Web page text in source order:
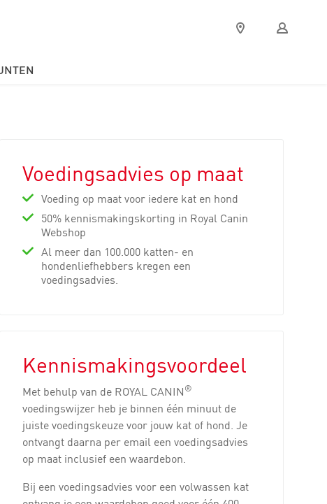
Verkooppunten
Mijn
Royal
Voedingsadvies op maat
Voeding op maat voor iedere kat en hond
50% kennismakingskorting in Royal Canin
Webshop
Al meer dan 100.000 katten- en
hondenliefhebbers kregen een
voedingsadvies.
Kennismakingsvoordeel
Met behulp van de ROYAL CANIN®
voedingswijzer heb je binnen één minuut de
juiste voedingskeuze voor jouw kat of hond. Je
ontvangt daarna per email een voedingsadvies
op maat inclusief een waardebon.
Bij een voedingsadvies voor een volwassen kat